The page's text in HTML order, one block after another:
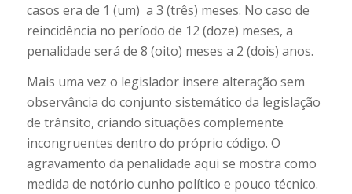
casos era de 1 (um) a 3 (três) meses. No caso de
reincidência no período de 12 (doze) meses, a
penalidade será de 8 (oito) meses a 2 (dois) anos.
Mais uma vez o legislador insere alteração sem
observância do conjunto sistemático da legislação
de trânsito, criando situações complemente
incongruentes dentro do próprio código. O
agravamento da penalidade aqui se mostra como
medida de notório cunho político e pouco técnico.